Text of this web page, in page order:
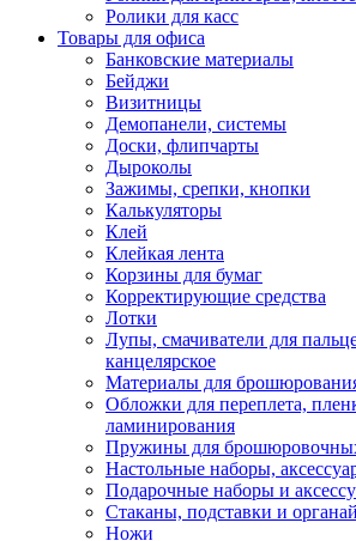
Ролики для касс
Товары для офиса
Банковские материалы
Бейджи
Визитницы
Демопанели, системы
Доски, флипчарты
Дыроколы
Зажимы, срепки, кнопки
Калькуляторы
Клей
Клейкая лента
Корзины для бумаг
Корректирующие средства
Лотки
Лупы, смачиватели для
канцелярское
Материалы для
Обложки для переплета,
ламинирования
Пружины для
Настольные наборы,
Подарочные наборы и
Стаканы, подставки и
Ножи